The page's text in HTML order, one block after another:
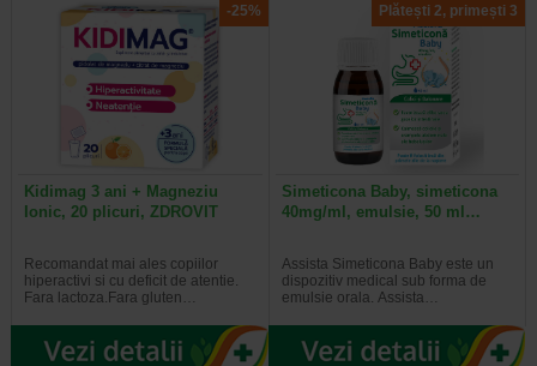
-25%
Kidimag 3 ani + Magneziu
Ionic, 20 plicuri, ZDROVIT
Recomandat mai ales copiilor
hiperactivi si cu deficit de atentie.
Fara lactoza.Fara gluten…
Plătești 2, primești 3
Simeticona Baby, simeticona
40mg/ml, emulsie, 50 ml…
Assista Simeticona Baby este un
dispozitiv medical sub forma de
emulsie orala. Assista…